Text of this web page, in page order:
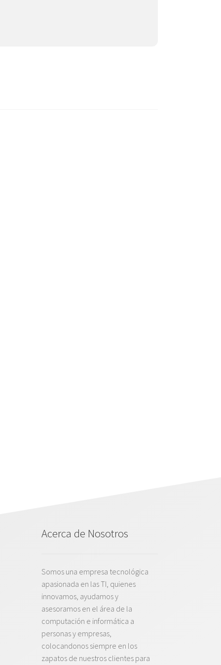
Acerca de Nosotros
Somos una empresa tecnológica
apasionada en las TI, quienes
innovamos, ayudamos y
asesoramos en el área de la
computación e informática a
personas y empresas,
colocandonos siempre en los
zapatos de nuestros clientes para